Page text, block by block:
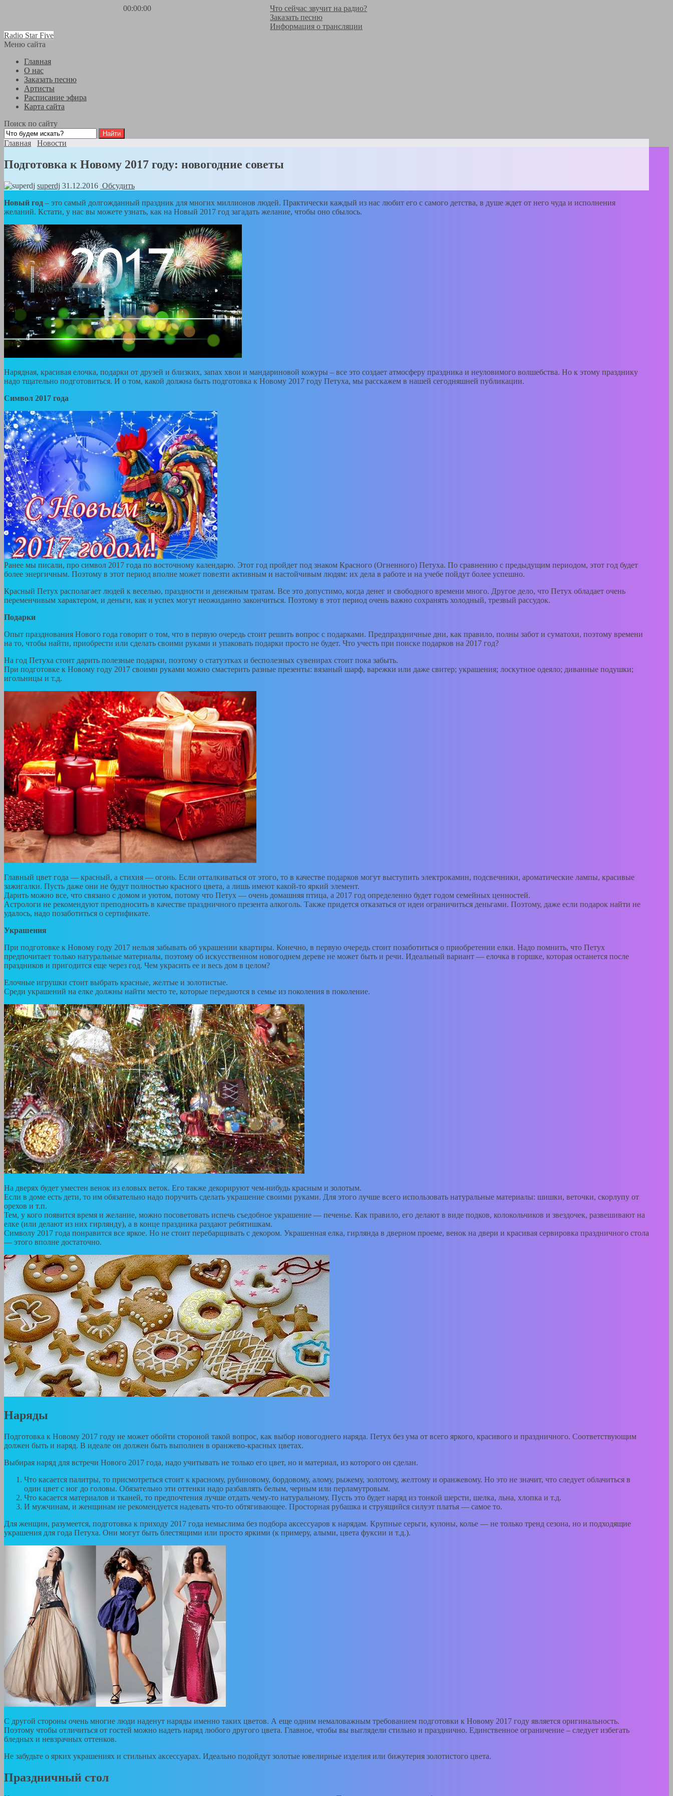
00:00:00
Что сейчас звучит на радио?
Заказать песню
Информация о трансляции
Radio Star Five
Меню сайта
Главная
О нас
Заказать песню
Артисты
Расписание эфира
Карта сайта
Поиск по сайту
Главная Новости
Подготовка к Новому 2017 году: новогодние советы
superdj 31.12.2016 Обсудить
Новый год – это самый долгожданный праздник для многих миллионов людей. Практически каждый из нас любит его с самого детства, в душе ждет от него чуда и исполнения
желаний. Кстати, у нас вы можете узнать, как на Новый 2017 год загадать желание, чтобы оно сбылось.
Нарядная, красивая елочка, подарки от друзей и близких, запах хвои и мандариновой кожуры – все это создает атмосферу праздника и неуловимого волшебства. Но к этому празднику
надо тщательно подготовиться. И о том, какой должна быть подготовка к Новому 2017 году Петуха, мы расскажем в нашей сегодняшней публикации.
Символ 2017 года
Ранее мы писали, про символ 2017 года по восточному календарю. Этот год пройдет под знаком Красного (Огненного) Петуха. По сравнению с предыдущим периодом, этот год будет
более энергичным. Поэтому в этот период вполне может повезти активным и настойчивым людям: их дела в работе и на учебе пойдут более успешно.
Красный Петух располагает людей к веселью, праздности и денежным тратам. Все это допустимо, когда денег и свободного времени много. Другое дело, что Петух обладает очень
переменчивым характером, и деньги, как и успех могут неожиданно закончиться. Поэтому в этот период очень важно сохранять холодный, трезвый рассудок.
Подарки
Опыт празднования Нового года говорит о том, что в первую очередь стоит решить вопрос с подарками. Предпраздничные дни, как правило, полны забот и суматохи, поэтому времени
на то, чтобы найти, приобрести или сделать своими руками и упаковать подарки просто не будет. Что учесть при поиске подарков на 2017 год?
На год Петуха стоит дарить полезные подарки, поэтому о статуэтках и бесполезных сувенирах стоит пока забыть.
При подготовке к Новому году 2017 своими руками можно смастерить разные презенты: вязаный шарф, варежки или даже свитер; украшения; лоскутное одеяло; диванные подушки;
игольницы и т.д.
Главный цвет года — красный, а стихия — огонь. Если отталкиваться от этого, то в качестве подарков могут выступить электрокамин, подсвечники, ароматические лампы, красивые
зажигалки. Пусть даже они не будут полностью красного цвета, а лишь имеют какой-то яркий элемент.
Дарить можно все, что связано с домом и уютом, потому что Петух — очень домашняя птица, а 2017 год определенно будет годом семейных ценностей.
Астрологи не рекомендуют преподносить в качестве праздничного презента алкоголь. Также придется отказаться от идеи ограничиться деньгами. Поэтому, даже если подарок найти не
удалось, надо позаботиться о сертификате.
Украшения
При подготовке к Новому году 2017 нельзя забывать об украшении квартиры. Конечно, в первую очередь стоит позаботиться о приобретении елки. Надо помнить, что Петух
предпочитает только натуральные материалы, поэтому об искусственном новогоднем дереве не может быть и речи. Идеальный вариант — елочка в горшке, которая останется после
праздников и пригодится еще через год. Чем украсить ее и весь дом в целом?
Елочные игрушки стоит выбрать красные, желтые и золотистые.
Среди украшений на елке должны найти место те, которые передаются в семье из поколения в поколение.
На дверях будет уместен венок из еловых веток. Его также декорируют чем-нибудь красным и золотым.
Если в доме есть дети, то им обязательно надо поручить сделать украшение своими руками. Для этого лучше всего использовать натуральные материалы: шишки, веточки, скорлупу от
орехов и т.п.
Тем, у кого появится время и желание, можно посоветовать испечь съедобное украшение — печенье. Как правило, его делают в виде подков, колокольчиков и звездочек, развешивают на
елке (или делают из них гирлянду), а в конце праздника раздают ребятишкам.
Символу 2017 года понравится все яркое. Но не стоит перебарщивать с декором. Украшенная елка, гирлянда в дверном проеме, венок на двери и красивая сервировка праздничного стола
— этого вполне достаточно.
Наряды
Подготовка к Новому 2017 году не может обойти стороной такой вопрос, как выбор новогоднего наряда. Петух без ума от всего яркого, красивого и праздничного. Соответствующим
должен быть и наряд. В идеале он должен быть выполнен в оранжево-красных цветах.
Выбирая наряд для встречи Нового 2017 года, надо учитывать не только его цвет, но и материал, из которого он сделан.
Что касается палитры, то присмотреться стоит к красному, рубиновому, бордовому, алому, рыжему, золотому, желтому и оранжевому. Но это не значит, что следует облачиться в
один цвет с ног до головы. Обязательно эти оттенки надо разбавлять белым, черным или перламутровым.
Что касается материалов и тканей, то предпочтения лучше отдать чему-то натуральному. Пусть это будет наряд из тонкой шерсти, шелка, льна, хлопка и т.д.
И мужчинам, и женщинам не рекомендуется надевать что-то обтягивающее. Просторная рубашка и струящийся силуэт платья — самое то.
Для женщин, разумеется, подготовка к приходу 2017 года немыслима без подбора аксессуаров к нарядам. Крупные серьги, кулоны, колье — не только тренд сезона, но и подходящие
украшения для года Петуха. Они могут быть блестящими или просто яркими (к примеру, алыми, цвета фуксии и т.д.).
С другой стороны очень многие люди наденут наряды именно таких цветов. А еще одним немаловажным требованием подготовки к Новому 2017 году является оригинальность.
Поэтому чтобы отличиться от гостей можно надеть наряд любого другого цвета. Главное, чтобы вы выглядели стильно и празднично. Единственное ограничение – следует избегать
бледных и невзрачных оттенков.
Не забудьте о ярких украшениях и стильных аксессуарах. Идеально подойдут золотые ювелирные изделия или бижутерия золотистого цвета.
Праздничный стол